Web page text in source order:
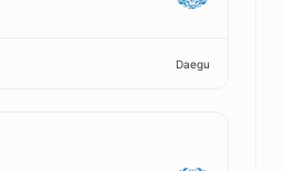
Daegu